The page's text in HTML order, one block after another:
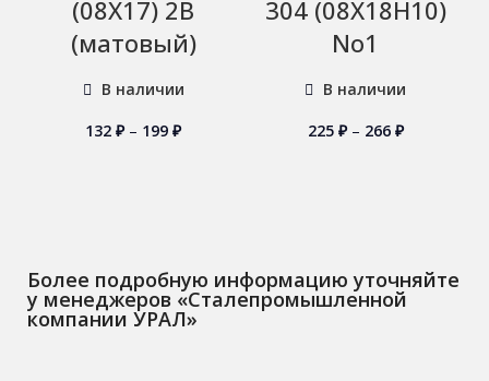
(08Х17) 2B
(матовый)
В наличии
132 ₽ – 199 ₽
304 (08Х18Н10)
No1
В наличии
225 ₽ – 266 ₽
Более подробную информацию уточняйте
у менеджеров «Сталепромышленной
компании УРАЛ»